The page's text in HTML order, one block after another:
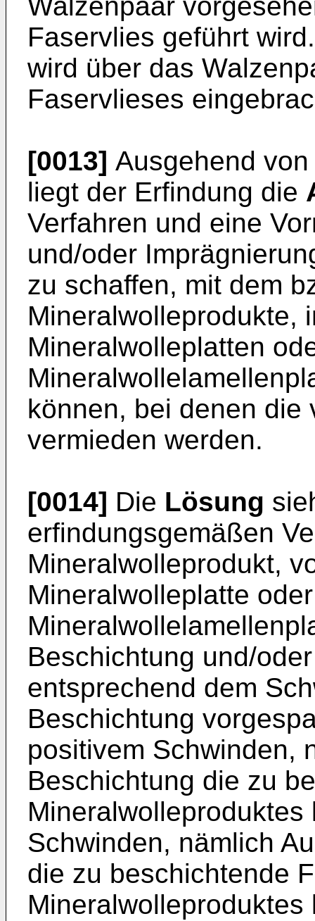
Faservlies geführt
wird über das
Faservlieses
[0013] Ausgehend
liegt der Erfindung die
Verfahren und eine
und/oder
zu schaffen, mit dem
Mineralwolleprodukte,
Mineralwolleplatten
können, bei denen die
vermieden werden.
[0014] Die Lösung
erfindungsgemäßen
Mineralwolleprodukt,
Mineralwolleplatte
Beschichtung und/
entsprechend dem
Beschichtung
positivem Schwinden,
Beschichtung die zu
Schwinden, nämlich
die zu beschichtende